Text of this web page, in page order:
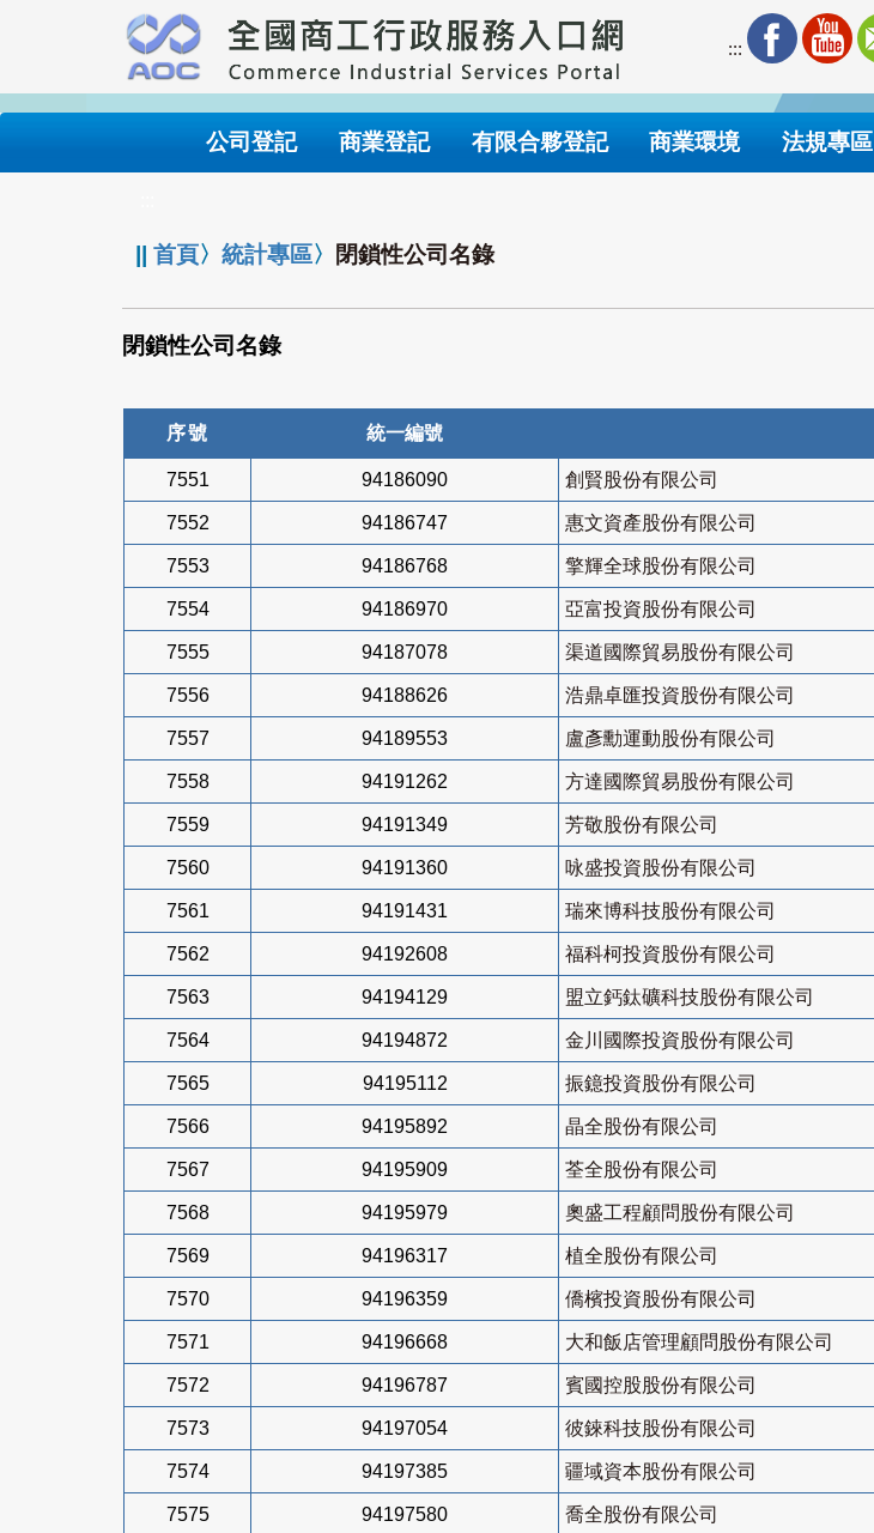
要
內
:::
公司登記 商業登記 有限合夥登記 商業環境 法規專區
||首頁〉統計專區〉 閉鎖性公司名錄
閉鎖性公司名錄
序號 統一編號
7551 94186090 創賢股份有限公司
7552 94186747 惠文資產股份有限公司
7553 94186768 擎輝全球股份有限公司
7554 94186970 亞富投資股份有限公司
7555 94187078 渠道國際貿易股份有限公司
7556 94188626 浩鼎卓匯投資股份有限公司
7557 94189553 盧彥勳運動股份有限公司
7558 94191262 方達國際貿易股份有限公司
7559 94191349 芳敬股份有限公司
7560 94191360 咏盛投資股份有限公司
7561 94191431 瑞來博科技股份有限公司
7562 94192608 福科柯投資股份有限公司
7563 94194129 盟立鈣鈦礦科技股份有限公司
7564 94194872 金川國際投資股份有限公司
7565 94195112 振鐿投資股份有限公司
7566 94195892 晶全股份有限公司
7567 94195909 荃全股份有限公司
7568 94195979 奧盛工程顧問股份有限公司
7569 94196317 植全股份有限公司
7570 94196359 僑檳投資股份有限公司
7571 94196668 大和飯店管理顧問股份有限公司
7572 94196787 賓國控股股份有限公司
7573 94197054 彼錸科技股份有限公司
7574 94197385 疆域資本股份有限公司
7575 94197580 喬全股份有限公司